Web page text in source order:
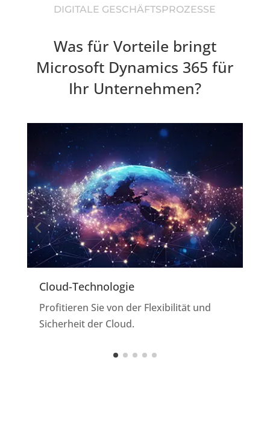
DIGITALE GESCHÄFTSPROZESSE
Was für Vorteile bringt
Microsoft Dynamics 365 für
Ihr Unternehmen?
Cloud-Technologie
Profitieren Sie von der Flexibilität und
Sicherheit der Cloud.